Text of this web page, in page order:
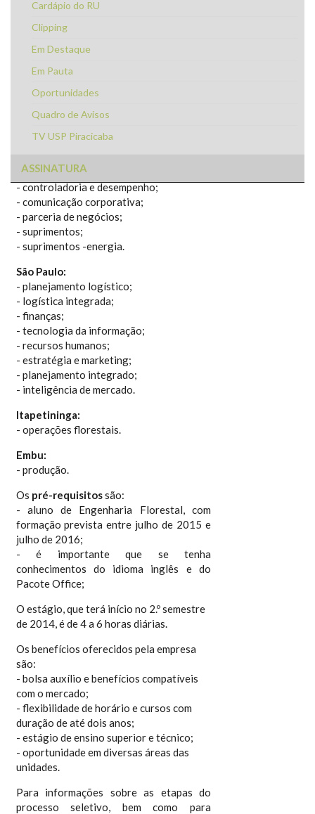
Cardápio do RU
Clipping
Em Destaque
Em Pauta
Oportunidades
Quadro de Avisos
TV USP Piracicaba
ASSINATURA
A Suzano Papel e Celulose está
oferecendo vagas para estágio,
destinado a alunos de Engenharia
conforme suas unidades:
Suzano:
- recuperação e utilidades Celulose;
- controladoria e desempenho;
- comunicação corporativa;
- parceria de negócios;
- suprimentos;
- suprimentos -energia.
São Paulo:
- planejamento logístico;
- logística integrada;
- finanças;
- tecnologia da informação;
- recursos humanos;
- estratégia e marketing;
- planejamento integrado;
- inteligência de mercado.
Itapetininga:
- operações florestais.
Embu:
- produção.
Os pré-requisitossão:
- aluno de Engenharia Florestal, com
formação prevista entre julho de 2015 e
julho de 2016;
- é importante que se tenha
conhecimentos do idioma inglês e do
Pacote Office;
O estágio, que terá início no 2.º semestre
de 2014, é de 4 a 6 horas diárias.
Os benefícios oferecidos pela empresa
são:
- bolsa auxílio e benefícios compatíveis
com o mercado;
- flexibilidade de horário e cursos com
duração de até dois anos;
- estágio de ensino superior e técnico;
- oportunidade em diversas áreas das
unidades.
Para informações sobre as etapas do
processo seletivo, bem como para